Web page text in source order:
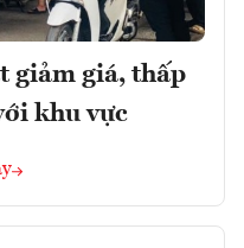
giảm giá, thấp
khu vực